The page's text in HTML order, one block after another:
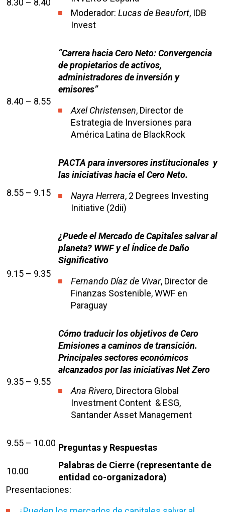
8.30 – 8.40
Moderador: Lucas de Beaufort, IDB
Invest
8.40 – 8.55
“Carrera hacia Cero Neto: Convergencia
de propietarios de activos,
administradores de inversión y
emisores”
Axel Christensen, Director de
Estrategia de Inversiones para
América Latina de BlackRock
8.55 – 9.15
PACTA para inversores institucionales y
las iniciativas hacia el Cero Neto.
Nayra Herrera, 2 Degrees Investing
Initiative (2dii)
9.15 – 9.35
¿Puede el Mercado de Capitales salvar al
planeta? WWF y el Índice de Daño
Significativo
Fernando Díaz de Vivar, Director de
Finanzas Sostenible, WWF en
Paraguay
9.35 – 9.55
Cómo traducir los objetivos de Cero
Emisiones a caminos de transición.
Principales sectores económicos
alcanzados por las iniciativas Net Zero
Ana Rivero, Directora Global
Investment Content & ESG,
Santander Asset Management
9.55 – 10.00 Preguntas y Respuestas
10.00
Palabras de Cierre (representante de
entidad co-organizadora)
Presentaciones: